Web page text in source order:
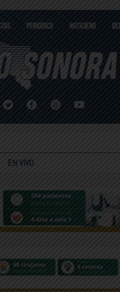
EN VIVO